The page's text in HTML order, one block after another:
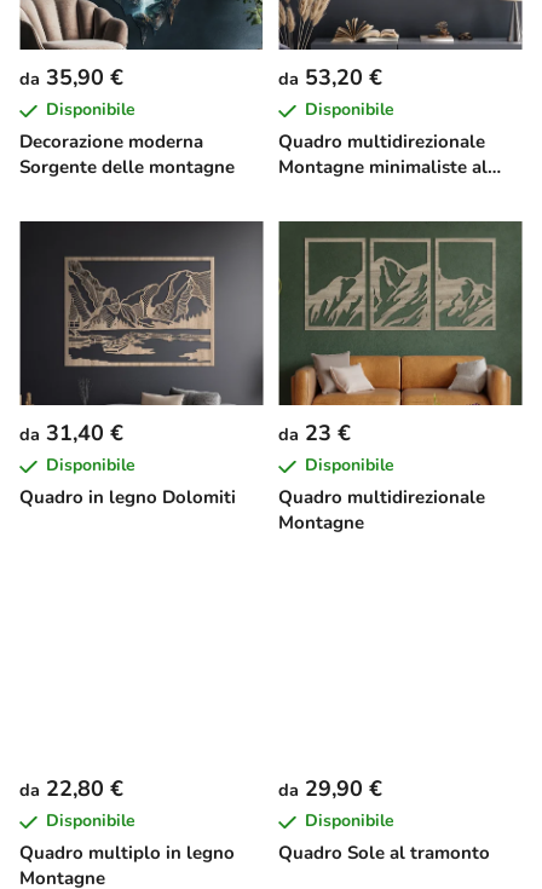
Decorazione moderna
Sorgente delle montagne
da 35,90 €
Disponibile
Quadro multidirezionale
Montagne minimaliste al
da 53,20 €
Disponibile
Quadro in legno Dolomiti
da 31,40 €
Disponibile
Quadro multidirezionale
Montagne
da 23 €
Disponibile
Quadro multiplo in legno
Montagne
da 22,80 €
Disponibile
Quadro Sole al tramonto
da 29,90 €
Disponibile